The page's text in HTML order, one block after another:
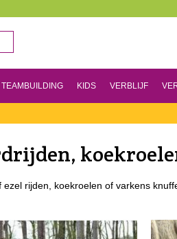
TEAMBUILDING KIDS VERBLIJF
rijden, koekroelen of varkens